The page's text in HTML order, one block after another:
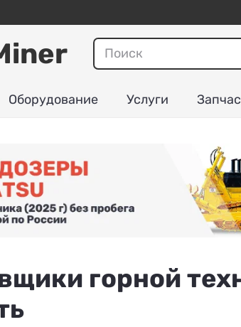
Оборудование Услуги
горной